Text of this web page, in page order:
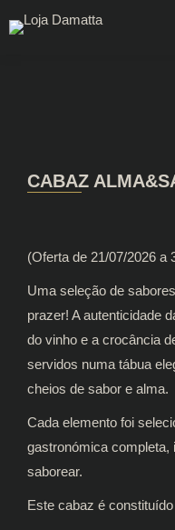
CABAZ
(Oferta de 21/07/2026 a
Uma seleção de
prazer! A autenticidade
do vinho e a crocância
servidos numa tábua
cheios de sabor e alma.
Cada elemento foi
gastronómica completa,
saborear.
Este cabaz é constituído